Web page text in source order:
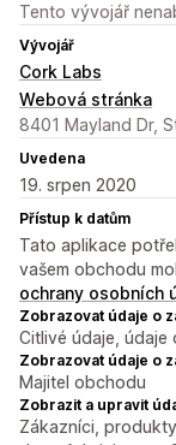
Tento vývojář
Vývojář
Cork Labs
Webová stránka
8401 Mayland Dr,
Uvedena
19. srpen 2020
Přístup k datům
Tato aplikace
vašem obchodu
ochrany osobních
Zobrazovat údaje o
Citlivé údaje,
Zobrazovat údaje o
Majitel obchodu
Zobrazit a upravit
Zákazníci,